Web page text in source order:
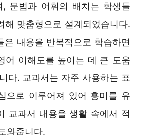
, 문법과 어휘의 배치는 학생들
해 맞춤형으로 설계되었습니다.
은 내용을 반복적으로 학습하면
어 이해도를 높이는 데 큰 도움
다. 교과서는 자주 사용하는 표
으로 이루어져 있어 흥미를 유
교과서 내용을 생활 속에서 적
와줍니다.